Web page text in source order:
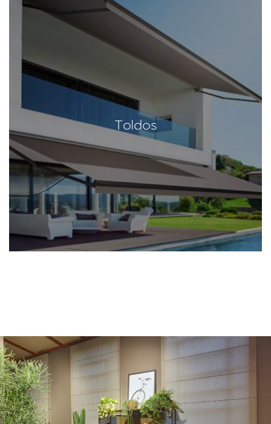
Toldos